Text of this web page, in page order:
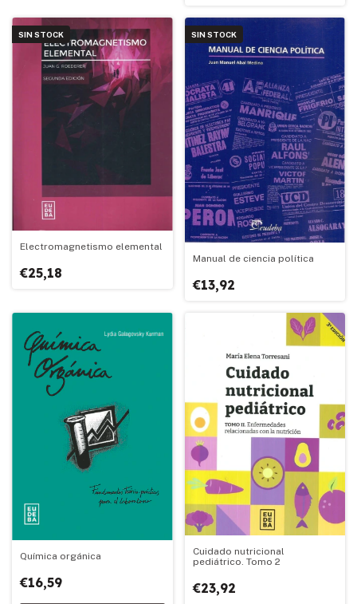
SIN STOCK
Electromagnetismo elemental
€25,18
SIN STOCK
Manual de ciencia política
€13,92
Química orgánica
€16,59
Cuidado nutricional
pediátrico. Tomo 2
€23,92